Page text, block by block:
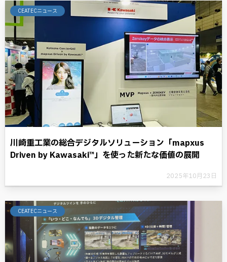
CEATECニュース
川崎重工業の総合デジタルソリューション「mapxus
Driven by Kawasaki™」を使った新たな価値の展開
2025年10月23日
CEATECニュース